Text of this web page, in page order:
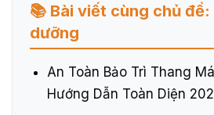
📚 Bài viết cùng chủ
dưỡng
An Toàn Bảo Trì Thang
Hướng Dẫn Toàn Diện